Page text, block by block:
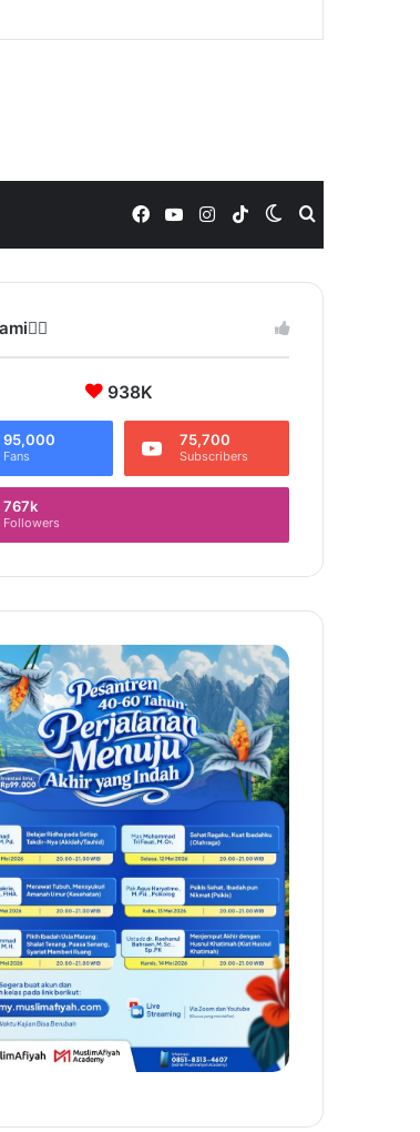
Switch
skin
TikTok
Instagram
YouTube
Facebook
938K
95,000
Fans
75,700
Subscribers
767k
Followers